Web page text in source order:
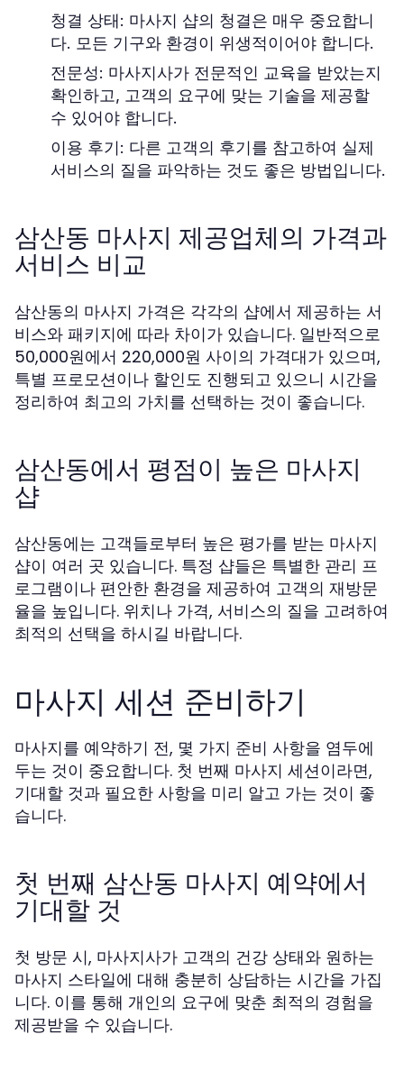
청결 상태: 마사지 샵의 청결은 매우 중요합니
다. 모든 기구와 환경이 위생적이어야 합니다.
전문성: 마사지사가 전문적인 교육을 받았는지
확인하고, 고객의 요구에 맞는 기술을 제공할
수 있어야 합니다.
이용 후기: 다른 고객의 후기를 참고하여 실제
서비스의 질을 파악하는 것도 좋은 방법입니다.
삼산동 마사지 제공업체의 가격과
서비스 비교
삼산동의 마사지 가격은 각각의 샵에서 제공하는 서
비스와 패키지에 따라 차이가 있습니다. 일반적으로
50,000원에서 220,000원 사이의 가격대가 있으며,
특별 프로모션이나 할인도 진행되고 있으니 시간을
정리하여 최고의 가치를 선택하는 것이 좋습니다.
삼산동에서 평점이 높은 마사지
샵
삼산동에는 고객들로부터 높은 평가를 받는 마사지
샵이 여러 곳 있습니다. 특정 샵들은 특별한 관리 프
로그램이나 편안한 환경을 제공하여 고객의 재방문
율을 높입니다. 위치나 가격, 서비스의 질을 고려하여
최적의 선택을 하시길 바랍니다.
마사지 세션 준비하기
마사지를 예약하기 전, 몇 가지 준비 사항을 염두에
두는 것이 중요합니다. 첫 번째 마사지 세션이라면,
기대할 것과 필요한 사항을 미리 알고 가는 것이 좋
습니다.
첫 번째 삼산동 마사지 예약에서
기대할 것
첫 방문 시, 마사지사가 고객의 건강 상태와 원하는
마사지 스타일에 대해 충분히 상담하는 시간을 가집
니다. 이를 통해 개인의 요구에 맞춘 최적의 경험을
제공받을 수 있습니다.